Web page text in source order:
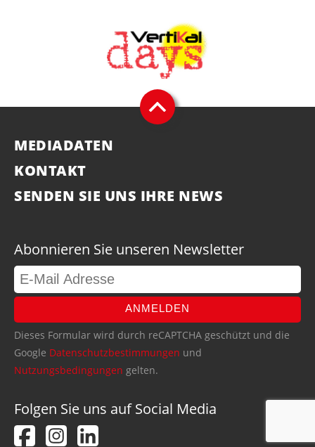
MEDIADATEN
KONTAKT
SENDEN SIE UNS IHRE NEWS
Abonnieren Sie unseren Newsletter
ANMELDEN
Dieses Formular wird durch reCAPTCHA geschützt und die
Google Datenschutzbestimmungen und
Nutzungsbedingungen gelten.
Folgen Sie uns auf Social Media